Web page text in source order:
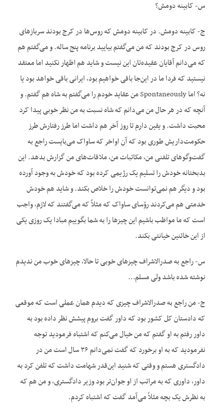
س- کابینه دومش؟
ج- کابینه دومش. در کابینه دومش که روس‌ها در کرج بودند سربازهای
روس در کرج بودند که من می‌گفتم بیایید برنامه پنج ساله. و می‌گفتم هم
که می‌دانم آقایان عقیده‌تان این نیست و شاید هم اظهار نکنید اما معتقد
نیستید که فردا ما در این‌جا باقی خواهیم بود، ایرانی باقی خواهد بود یا
نه؟ اما Spontaneously من عقاید خودم را می‌گفتم به شاه هم گفتم. و
آنچه که در هر حال من می‌دانم که شاه نسبت به من نظر خوبی پیدا کرد
محبت داشت. و یقین دارم تا روز آخر هم داشت اما طرز رفتارش طرز
حکومت‌داریش طوری بود که آن اواخر که ساواک می‌بایست راجع به
گفت‌وگوهای تلفنی من، مکاتبات من، ملاقات‌های من گزارش بدهد. این
بدبختانه خودش را تسلیم یک رژیمی کرده بود که خودش به وجود آورده
بود و دیگر هم نمی‌توانست خودش را خلاص بکند. و شاید هم خودش
خدمتی هم می‌کردند رؤسای ساواک که مثلاً که می‌گفتند که لازم، واجب
است که ما مواظب باشیم این چیزها را به شما بگوییم مبادا یک روزی یکی
از این خائنین خیانتی بکند.
س- راجع به صدرالاشراف چیزهای خوبی تا حالا، چیزهای خوب من ندیدم
نوشته شده باشد ولی مسلم…
ج- من راجع به صدرالاشراف چیزی که دیدم همان عملی است که موقعی
که دادستان کل کشور بود که داور گفت بروم پیشش نظر داده بود به
داور رفتم به او گفتم که من خیال می‌کنم که اشتباه فرمودید توجه
نفرمودید که به او برخورد که گفت نمی‌دانم ۳۶ سال است من در
دادگستری هستم و وقتی که شنید این‌قدر شهامت داشت که تلفن کرد به
داور، داوری که به مراتب از او جوان‌تر بود وزیر دادگستری، و من هم که
به نظرش یک بچه مثلاً می‌آمد گفت که اشتباه کردم.